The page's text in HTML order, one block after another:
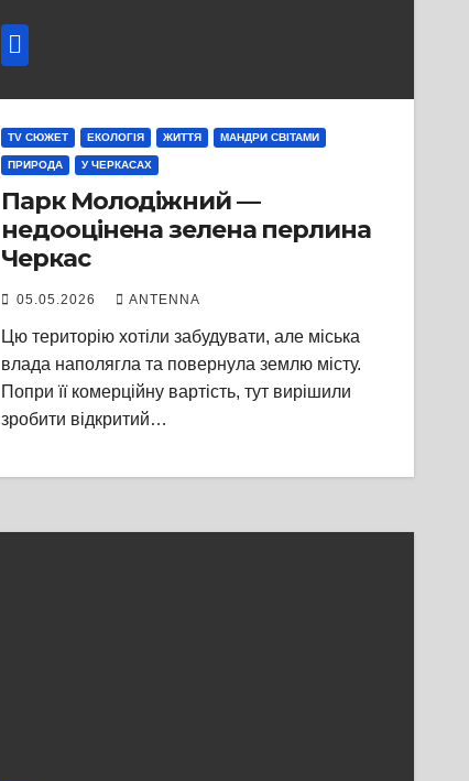
TV СЮЖЕТ ЕКОЛОГІЯ ЖИТТЯ МАНДРИ СВІТАМИ
ПРИРОДА У ЧЕРКАСАХ
Парк Молодіжний —
недооцінена зелена перлина
Черкас
05.05.2026 ANTENNA
Цю територію хотіли забудувати, але міська
влада наполягла та повернула землю місту.
Попри її комерційну вартість, тут вирішили
зробити відкритий…